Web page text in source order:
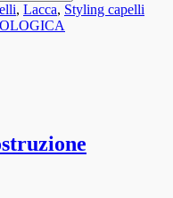
, Lacca, Styling capelli